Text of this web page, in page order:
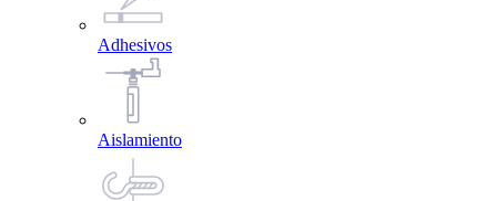
Adhesivos
Aislamiento